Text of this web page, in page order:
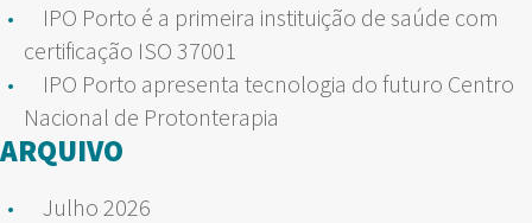
IPO Porto é a primeira instituição de saúde com
certificação ISO 37001
IPO Porto apresenta tecnologia do futuro Centro
Nacional de Protonterapia
ARQUIVO
Julho 2026